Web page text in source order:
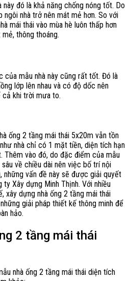
đó là khả năng chống nóng tốt. Do
ngôi nhà trở nên mát mẻ hơn. So với
mái thái vào mùa hè luôn thấp hơn
thông thoáng.
của mẫu nhà này cũng rất tốt. Đó là
lớp lên nhau và có độ dốc nên
cả khi trời mưa to.
ống 2 tầng mái thái 5x20m vẫn tồn
nhà chỉ có 1 mặt tiền, diện tích hạn
Thêm vào đó, do đặc điểm của mẫu
về chiều dài nên việc bố trí nội
những vấn đề này sẽ được giải quyết
Xây dựng Minh Thịnh. Với nhiều
xây dựng nhà ống 2 tầng mái thái
giải pháp thiết kế thông minh để
hảo.
2 tầng mái thái
nhà ống 2 tầng mái thái diện tích